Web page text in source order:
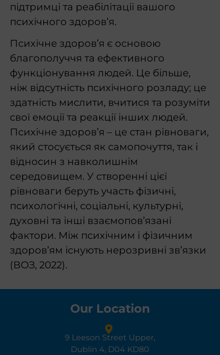
підтримці та реабілітації вашого
психічного здоров’я.
Психічне здоров’я є основою
благополуччя та ефективного
функціонування людей. Це більше,
ніж відсутність психічного розладу; це
здатність мислити, вчитися та розуміти
свої емоції та реакції інших людей.
Психічне здоров’я – це стан рівноваги,
який стосується як самопочуття, так і
відносин з навколишнім
середовищем. У створенні цієї
рівноваги беруть участь фізичні,
психологічні, соціальні, культурні,
духовні та інші взаємопов’язані
фактори. Між психічним і фізичним
здоров’ям існують нерозривні зв’язки
(ВОЗ, 2022).
Our Location
9 Leeson Street Upper,
Dublin 4, D04 KD80